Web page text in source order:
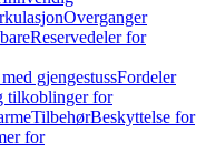
Overganger
Reservedeler for
gjengestussFordeler
tilkoblinger for
TilbehørBeskyttelse for
for